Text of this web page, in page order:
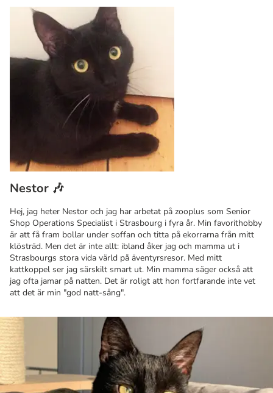
Nestor 🎶
Hej, jag heter Nestor och jag har arbetat på zooplus som Senior
Shop Operations Specialist i Strasbourg i fyra år. Min favorithobby
är att få fram bollar under soffan och titta på ekorrarna från mitt
klösträd. Men det är inte allt: ibland åker jag och mamma ut i
Strasbourgs stora vida värld på äventyrsresor. Med mitt
kattkoppel ser jag särskilt smart ut. Min mamma säger också att
jag ofta jamar på natten. Det är roligt att hon fortfarande inte vet
att det är min "god natt-sång".